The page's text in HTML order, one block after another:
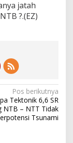
jatah
?.(EZ)
Pos berikutnya
Tektonik 6,6 SR
NTB – NTT Tidak
Tsunami